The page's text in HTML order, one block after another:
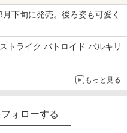
下旬に発売。後ろ姿も可愛く
ーターなど4種がラインナップ
トライク バトロイド バルキリ
もっと見る
ォローする